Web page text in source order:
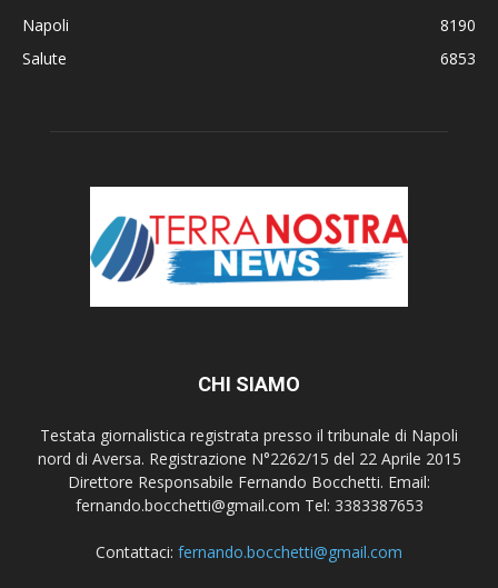
Napoli
8190
Salute
6853
CHI SIAMO
Testata giornalistica registrata presso il tribunale di Napoli
nord di Aversa. Registrazione N°2262/15 del 22 Aprile 2015
Direttore Responsabile Fernando Bocchetti. Email:
fernando.bocchetti@gmail.com Tel: 3383387653
Contattaci: fernando.bocchetti@gmail.com